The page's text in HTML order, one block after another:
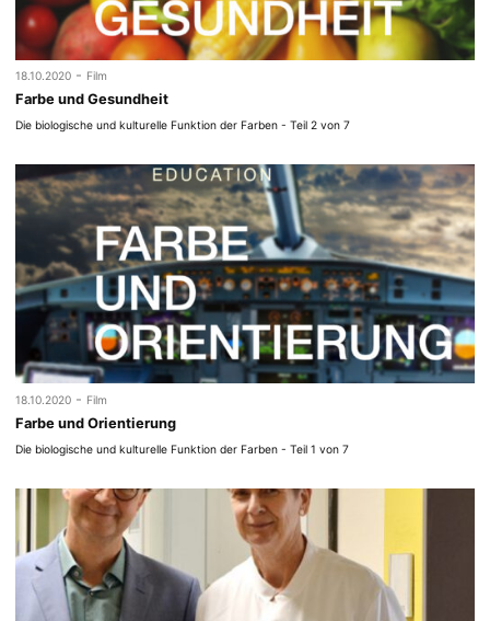
18.10.2020 - Film
Farbe und Gesundheit
Die biologische und kulturelle Funktion der Farben - Teil 2 von 7
18.10.2020 - Film
Farbe und Orientierung
Die biologische und kulturelle Funktion der Farben - Teil 1 von 7